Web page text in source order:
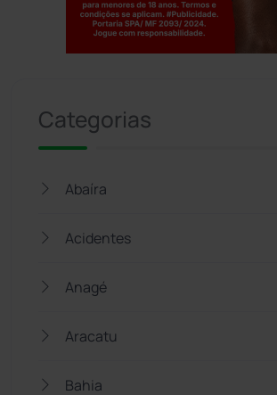
Categorias
Abaíra
Acidentes
Anagé
Aracatu
Bahia